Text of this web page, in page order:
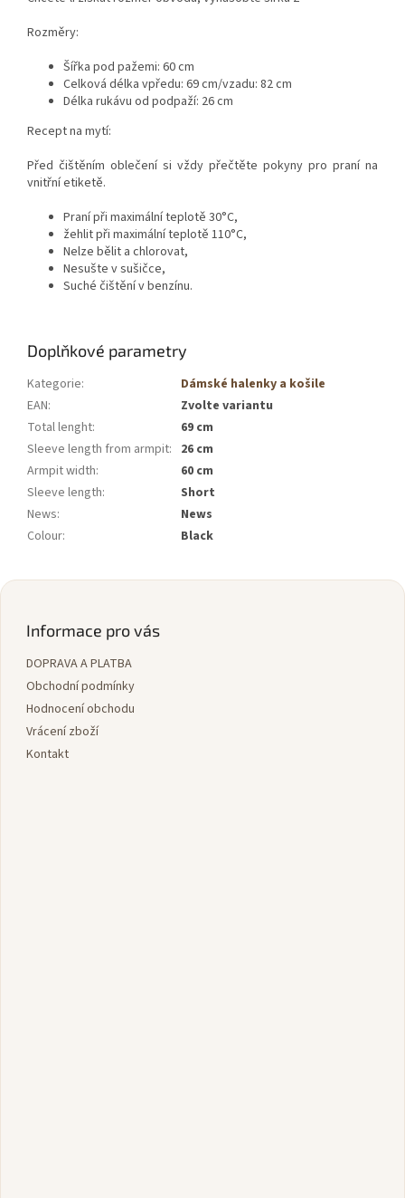
Rozměry:
Šířka pod pažemi: ​​60 cm
Celková délka vpředu: 69 cm/vzadu: 82 cm
Délka rukávu od podpaží: 26 cm
Recept na mytí:
Před čištěním oblečení si vždy přečtěte pokyny pro praní na
vnitřní etiketě.
Praní při maximální teplotě 30°C,
žehlit při maximální teplotě 110°C,
Nelze bělit a chlorovat,
Nesušte v sušičce,
Suché čištění v benzínu.
Doplňkové parametry
Kategorie:
Dámské halenky a košile
EAN:
Zvolte variantu
Total lenght:
69 cm
Sleeve length from armpit: 26 cm
Armpit width:
60 cm
Sleeve length:
Short
News:
News
Colour: Black
Z
Informace pro vás
DOPRAVA A PLATBA
Obchodní podmínky
Hodnocení obchodu
Vrácení zboží
Kontakt